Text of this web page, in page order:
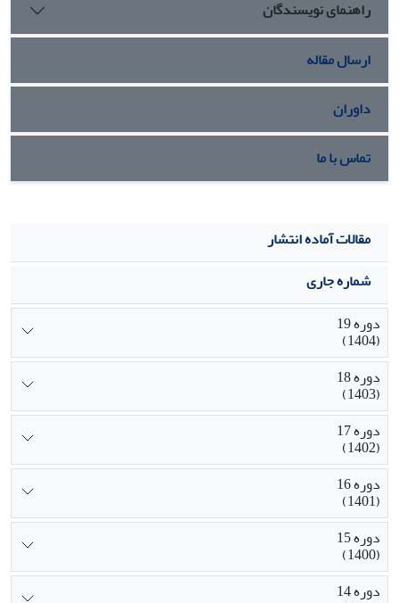
نتـایج تحلیـل رگرسـیون چنـد متغیـره رابطـۀ
معنیدار بین متغیرهای مشارکت اجتماعی، تقدیرگرایی، قشر
اجتماعی و تحصیلات بـا وفـاق اجتمـاعی و متغیـر
استفاده از وسایل ارتباط جمعی با وفاق را نشان میدهد. کلیۀ
متغیرهای مستقل وارد شده در معادلۀ رگرسـیونی
0/41از تغییرات واریانس متغیر وابسته را تبیین کردهاند که
بیشـترین سـهم، متعلـق بـه مشـارکت اجتمـاعی و
کمترین سهم مربوط به قشر اجتماعی بوده است
راهنمای نویسندگان
ارسال مقاله
داوران
تماس با ما
مقالات آماده انتشار
شماره جاری
دوره 19
(1404)
دوره 18
(1403)
دوره 17
(1402)
دوره 16
(1401)
دوره 15
(1400)
دوره 14